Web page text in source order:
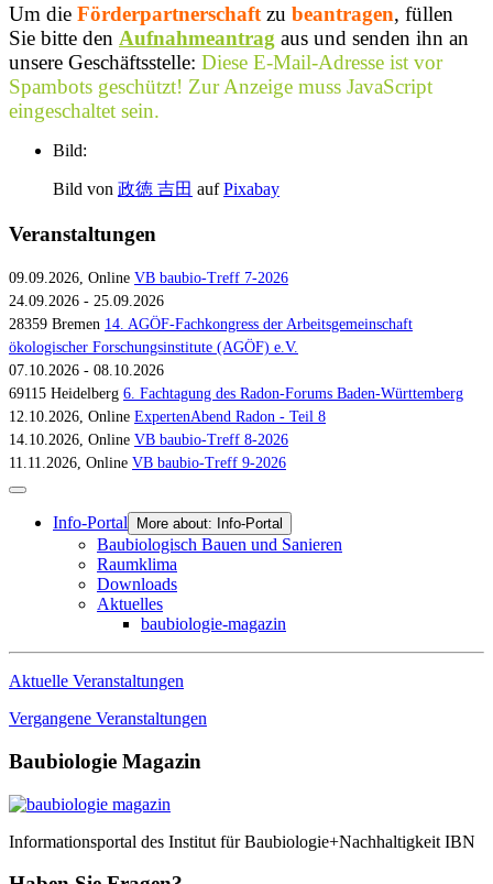
Um die Förderpartnerschaft zu beantragen, füllen
Sie bitte den Aufnahmeantrag aus und senden ihn an
unsere Geschäftsstelle: Diese E-Mail-Adresse ist vor
Spambots geschützt! Zur Anzeige muss JavaScript
eingeschaltet sein.
Bild:
Bild von 政徳 吉田 aufPixabay
Veranstaltungen
09.09.2026, Online VB baubio-Treff 7-2026
24.09.2026 - 25.09.2026
28359 Bremen 14. AGÖF-Fachkongress der Arbeitsgemeinschaft
ökologischer Forschungsinstitute (AGÖF) e.V.
07.10.2026 - 08.10.2026
69115 Heidelberg 6. Fachtagung des Radon-Forums Baden-Württemberg
12.10.2026, Online ExpertenAbend Radon - Teil 8
14.10.2026, Online VB baubio-Treff 8-2026
11.11.2026, Online VB baubio-Treff 9-2026
Info-Portal More about: Info-Portal
Baubiologisch Bauen und Sanieren
Raumklima
Downloads
Aktuelles
baubiologie-magazin
Aktuelle Veranstaltungen
Vergangene Veranstaltungen
Baubiologie Magazin
Informationsportal des Institut für Baubiologie+Nachhaltigkeit IBN